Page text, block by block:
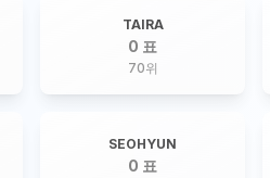
TAIRA
0 표
70위
SEOHYUN
0 표